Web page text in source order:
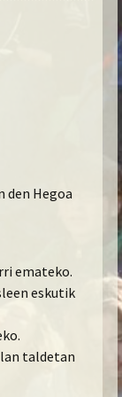
den Hegoa
emateko.
eskutik
taldetan